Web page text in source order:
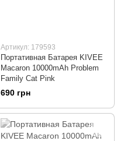
Артикул: 179593
Портативная Батарея KIVEE
Macaron 10000mAh Problem
Family Cat Pink
690 грн